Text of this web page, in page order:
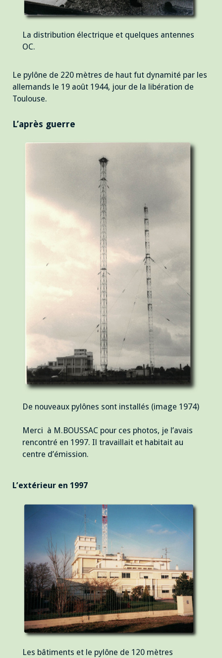
La distribution électrique et quelques antennes
OC.
Le pylône de 220 mètres de haut fut dynamité par les
allemands le 19 août 1944, jour de la libération de
Toulouse.
L’après guerre
De nouveaux pylônes sont installés (image 1974)
Merci à M.BOUSSAC pour ces photos, je l’avais
rencontré en 1997. Il travaillait et habitait au
centre d’émission.
L’extérieur en 1997
Les bâtiments et le pylône de 120 mètres